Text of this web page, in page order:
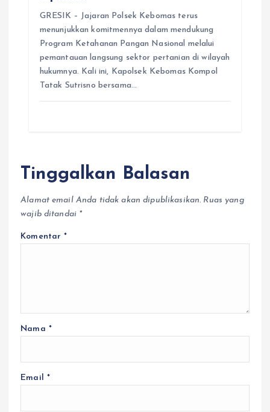
GRESIK – Jajaran Polsek Kebomas terus
menunjukkan komitmennya dalam mendukung
Program Ketahanan Pangan Nasional melalui
pemantauan langsung sektor pertanian di wilayah
hukumnya. Kali ini, Kapolsek Kebomas Kompol
Tatak Sutrisno bersama…
Tinggalkan Balasan
Alamat email Anda tidak akan dipublikasikan. Ruas yang
wajib ditandai *
Komentar*
Nama *
Email *